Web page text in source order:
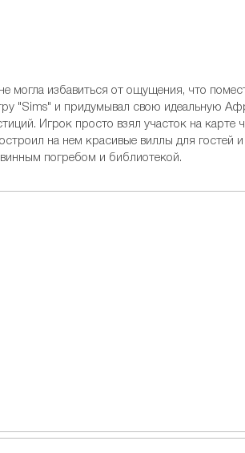
могла избавиться от ощущения, что
"Sims" и придумывал свою идеальную
Игрок просто взял участок на карте
на нем красивые виллы для гостей
погребом и библиотекой.